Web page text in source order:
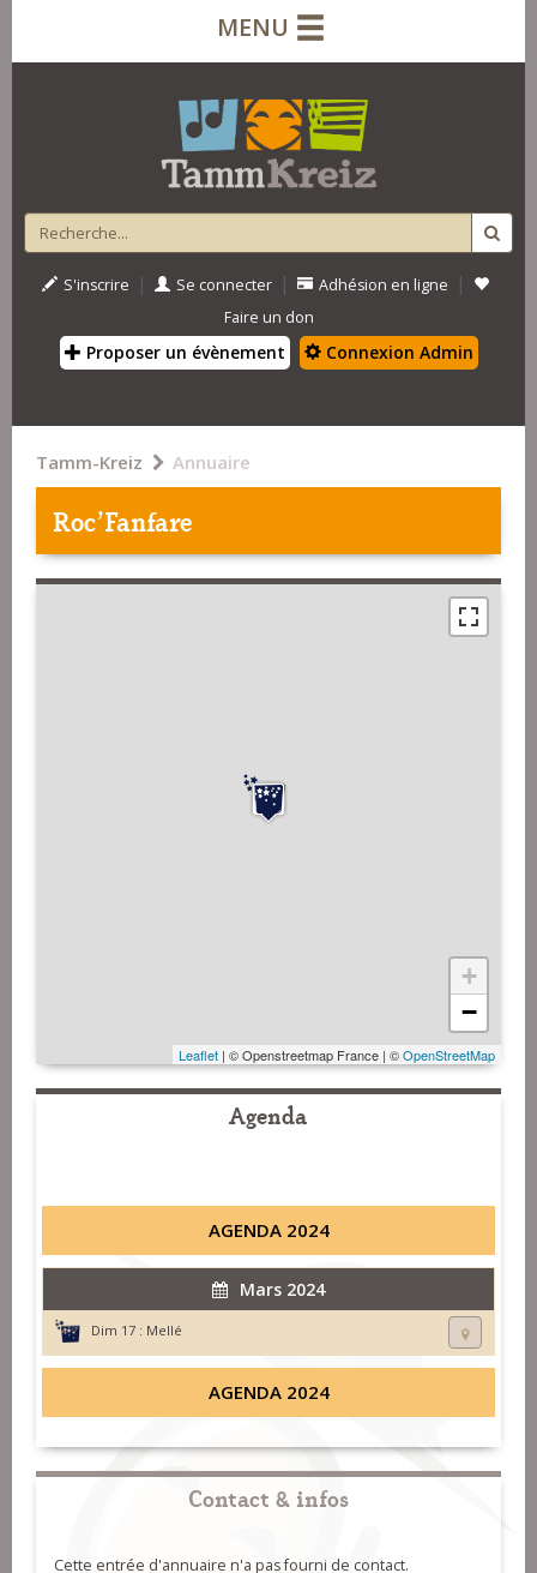
MENU
S'inscrire | Se connecter | Adhésion en ligne |
Faire un don
Proposer un évènement Connexion Admin
Tamm-Kreiz Annuaire
Roc'Fanfare
+
−
Leaflet | © Openstreetmap France | ©OpenStreetMap
Agenda
AGENDA 2024
Mars 2024
Dim 17 : Mellé
AGENDA 2024
Contact & infos
Cette entrée d'annuaire n'a pas fourni de contact.